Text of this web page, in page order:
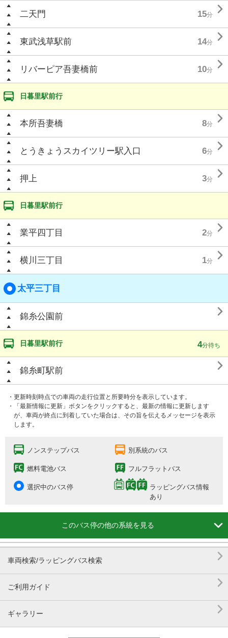
二天門 15分 
東武浅草駅前 14分 
リバーピア吾妻橋前 10分 
日暮里駅前行
本所吾妻橋 8分 
とうきょうスカイツリー駅入口 6分 
押上 3分 
日暮里駅前行
業平四丁目 2分 
横川三丁目 1分 
太平三丁目
錦糸公園前 
日暮里駅前行 4分待ち
錦糸町駅前 
・更新時刻時点での車両の走行位置と所要時分を表示しています。
・「最新情報に更新」ボタンをクリックすると、最新の情報に更新します
が、車両が終点に到着していた場合は、その旨を伝えるメッセージを表示
します。
ノンステップバス 別系統のバス
燃料電池バス フルフラットバス
選択中のバス停
ラッピングバス情報
あり
このバス停の他の系統を見る 
車両検索/ラッピングバス検索 
ご利用ガイド 
ギャラリー 